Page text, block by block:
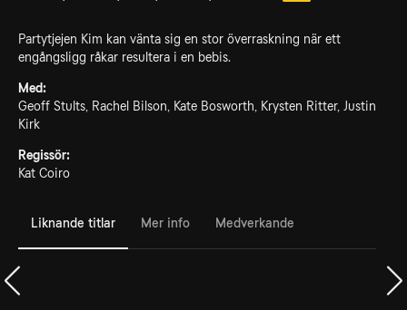
Partytjejen Kim kan vänta sig en stor överraskning när ett
engångsligg råkar resultera i en bebis.
Med:
Geoff Stults, Rachel Bilson, Kate Bosworth, Krysten Ritter, Justin
Kirk
Regissör:
Kat Coiro
Liknande titlar Mer info Medverkande